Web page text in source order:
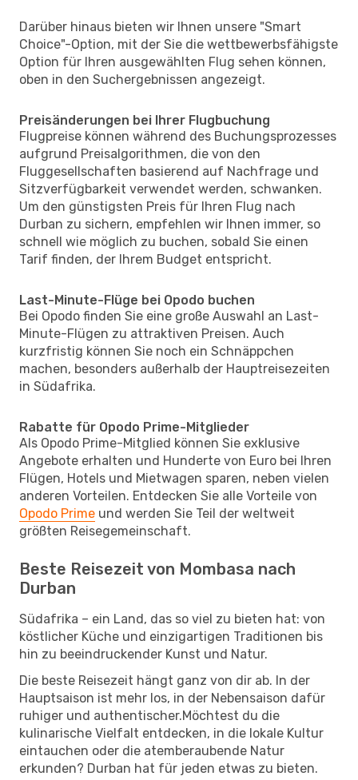
Darüber hinaus bieten wir Ihnen unsere "Smart
Choice"-Option, mit der Sie die wettbewerbsfähigste
Option für Ihren ausgewählten Flug sehen können,
oben in den Suchergebnissen angezeigt.
Preisänderungen bei Ihrer Flugbuchung
Flugpreise können während des Buchungsprozesses
aufgrund Preisalgorithmen, die von den
Fluggesellschaften basierend auf Nachfrage und
Sitzverfügbarkeit verwendet werden, schwanken.
Um den günstigsten Preis für Ihren Flug nach
Durban zu sichern, empfehlen wir Ihnen immer, so
schnell wie möglich zu buchen, sobald Sie einen
Tarif finden, der Ihrem Budget entspricht.
Last-Minute-Flüge bei Opodo buchen
Bei Opodo finden Sie eine große Auswahl an Last-
Minute-Flügen zu attraktiven Preisen. Auch
kurzfristig können Sie noch ein Schnäppchen
machen, besonders außerhalb der Hauptreisezeiten
in Südafrika.
Rabatte für Opodo Prime-Mitglieder
Als Opodo Prime-Mitglied können Sie exklusive
Angebote erhalten und Hunderte von Euro bei Ihren
Flügen, Hotels und Mietwagen sparen, neben vielen
anderen Vorteilen. Entdecken Sie alle Vorteile von
Opodo Prime und werden Sie Teil der weltweit
größten Reisegemeinschaft.
Beste Reisezeit von Mombasa nach
Durban
Südafrika – ein Land, das so viel zu bieten hat: von
köstlicher Küche und einzigartigen Traditionen bis
hin zu beeindruckender Kunst und Natur.
Die beste Reisezeit hängt ganz von dir ab. In der
Hauptsaison ist mehr los, in der Nebensaison dafür
ruhiger und authentischer.Möchtest du die
kulinarische Vielfalt entdecken, in die lokale Kultur
eintauchen oder die atemberaubende Natur
erkunden? Durban hat für jeden etwas zu bieten.